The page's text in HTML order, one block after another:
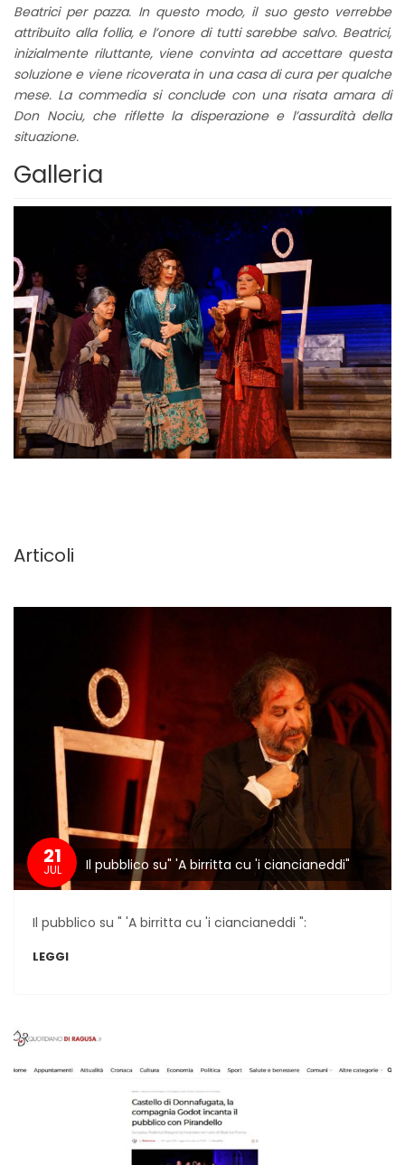
Beatrici per pazza. In questo modo, il suo gesto verrebbe
attribuito alla follia, e l’onore di tutti sarebbe salvo. Beatrici,
inizialmente riluttante, viene convinta ad accettare questa
soluzione e viene ricoverata in una casa di cura per qualche
mese. La commedia si conclude con una risata amara di
Don Nociu, che riflette la disperazione e l’assurdità della
situazione.
Galleria
Articoli
21
JUL Il pubblico su" 'A birritta cu 'i ciancianeddi"
Il pubblico su " 'A birritta cu 'i ciancianeddi ":
LEGGI